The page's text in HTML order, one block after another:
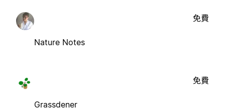
Nature Notes
免費
Grassdener
免費